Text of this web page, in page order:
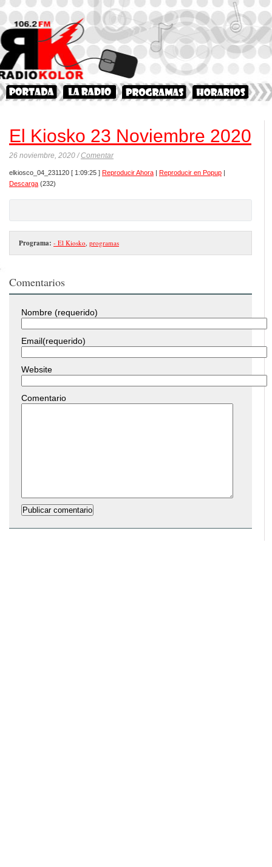
El Kiosko 23 Noviembre 2020
26 noviembre, 2020 /Comentar
elkiosco_04_231120 [ 1:09:25 ] Reproducir Ahora | Reproducir en Popup |
Descarga (232)
Programa: - El Kiosko, programas
Comentarios
Nombre (requerido)
Email(requerido)
Website
Comentario